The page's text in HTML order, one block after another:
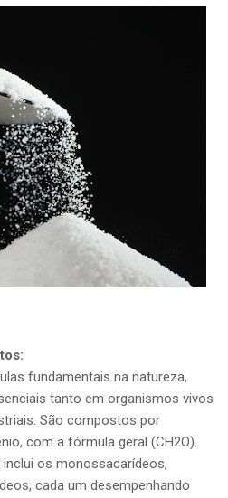
fundamentais na natureza,
tanto em organismos vivos
São compostos por
com a fórmula geral (CH2O).
os monossacarídeos,
cada um desempenhando